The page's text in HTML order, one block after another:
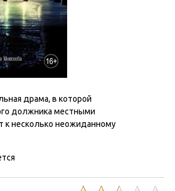
драма, в которой
должника местными
к несколько неожиданному